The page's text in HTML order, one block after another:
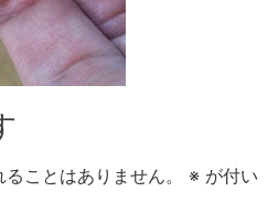
ことはありません。 ※ が付い